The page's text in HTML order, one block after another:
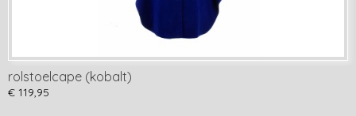
rolstoelcape (kobalt)
€ 119,95